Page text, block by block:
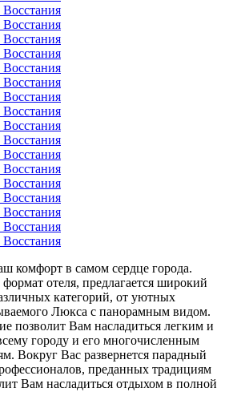
комфорт в самом сердце города.
отеля, предлагается широкий
категорий, от уютных
Люкса с панорамным видом.
позволит Вам насладиться легким и
городу и его многочисленным
Вокруг Вас развернется парадный
преданных традициям
Вам насладиться отдыхом в полной